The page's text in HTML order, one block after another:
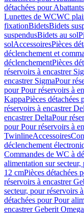
détachées pour
Lunettes de WCWC
fixationBidetsBidets
suspendusBidets au sol
solAccessoiresPièces
déclenchement et
déclenchementPièces
réservoirs à encastrer
encastrer SigmaPour
pour Pour réservoirs à
KappaPièces détachées
réservoirs à encastrer
encastrer DeltaPour
pour Pour réservoirs à
TwinlineAccessoires
déclenchement
Commandes de WC à
alimentation sur
12 cmPièces détachées
réservoirs à encastrer
secteur, pour réservoirs
détachées pour Pour
encastrer Geberit